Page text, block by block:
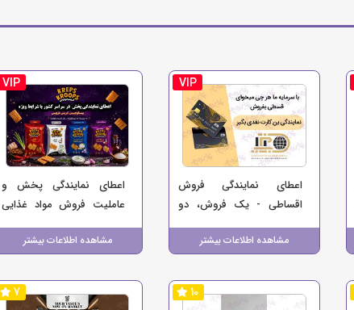
VIP
اعطای نمایندگی فروش
اقساطی - یک فروش، دو
منبع درآمد برای کسب‌وکار
شمامشاهده اطلاعات بیشتر
VIP
اعطای نمایندگی پخش و
عاملیت فروش مواد غذایی
کرپس کروپس (چیپس،
بیسکو چیپس)
مشاهده اطلاعات بیشتر
10
7